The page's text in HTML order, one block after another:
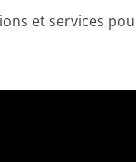
et services